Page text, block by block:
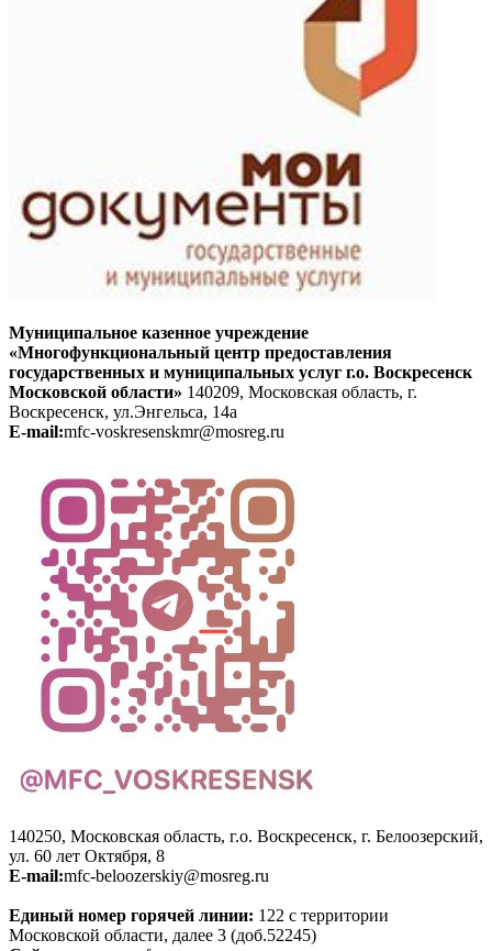
Муниципальное казенное учреждение
«Многофункциональный центр предоставления
государственных и муниципальных услуг г.о. Воскресенск
Московской области» 140209, Московская область, г.
Воскресенск, ул.Энгельса, 14а
E-mail:mfc-voskresenskmr@mosreg.ru
140250, Московская область, г.о. Воскресенск, г. Белоозерский,
ул. 60 лет Октября, 8
E-mail:mfc-beloozerskiy@mosreg.ru
Единый номер горячей линии: 122 с территории
Московской области, далее 3 (доб.52245)